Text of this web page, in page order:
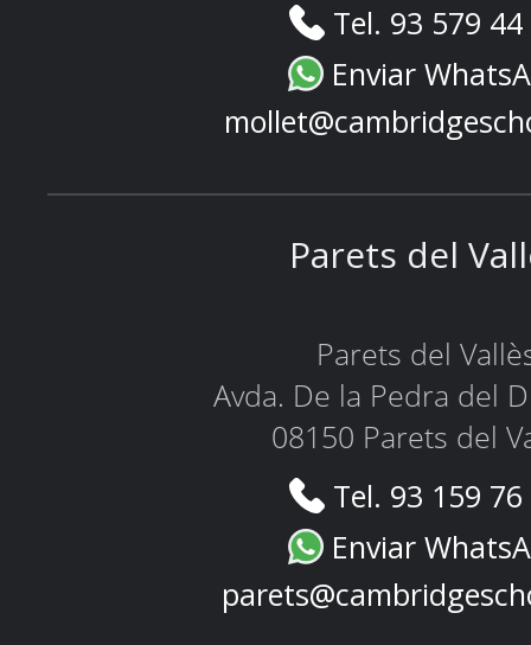
Tel. 93 579
Enviar
Parets del
Parets del
Avda. De la Pedra del
08150 Parets del
Tel. 93 159
Enviar